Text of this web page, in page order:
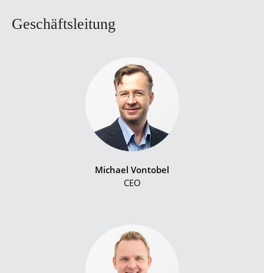
Geschäftsleitung
Michael Vontobel
CEO